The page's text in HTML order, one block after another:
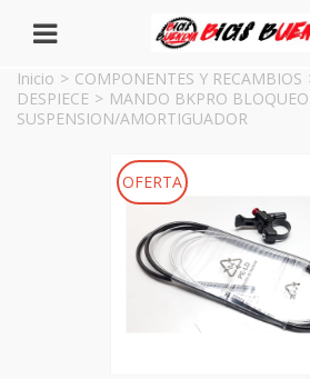
Inicio > COMPONENTES Y RECAMBIOS
DESPIECE > MANDO BKPRO
SUSPENSION/AMORTIGUADOR
OFERTA